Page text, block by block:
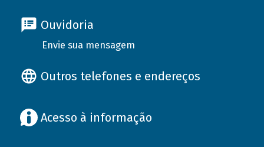
Ouvidoria
Envie sua mensagem
Outros telefones e endereços
Acesso à informação